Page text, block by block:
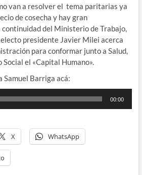
van a resolver el tema paritarias ya
de cosecha y hay gran
del Ministerio de Trabajo,
electo presidente Javier Milei acerca
para conformar junto a Salud,
el «Capital Humano».
Samuel Barriga acá:
00:00
X WhatsApp